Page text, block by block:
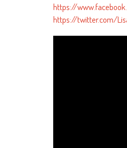
https://
https://twitter.com/